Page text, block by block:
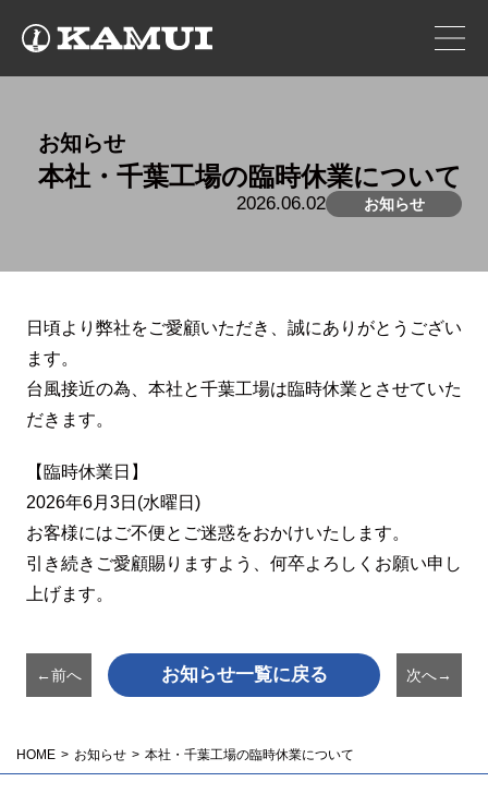
HOME お知らせ 本社・千葉工場の臨時休業について
お知らせ
本社・千葉工場の臨時休業について
2026.06.02 お知らせ
日頃より弊社をご愛顧いただき、誠にありがとうござい
ます。
台風接近の為、本社と千葉工場は臨時休業とさせていた
だきます。
【臨時休業日】
2026年6月3日(水曜日)
お客様にはご不便とご迷惑をおかけいたします。
引き続きご愛顧賜りますよう、何卒よろしくお願い申し
上げます。
←前へ お知らせ一覧に戻る 次へ→